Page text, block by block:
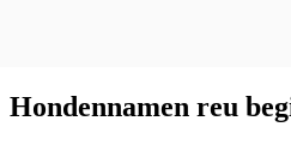
Hondennamen reu